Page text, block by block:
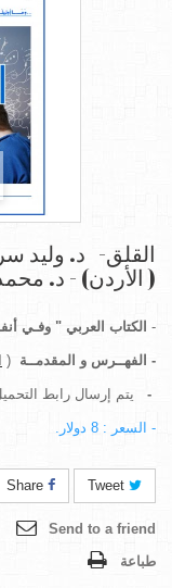
القلق- د. وليد
( الأردن) - د.
- الكتاب العربي " وفـي
- الفهــرس و المقدمــة (
- يتم إرسال رابط
- السعر : 8 دولار.
Send to a friend
طباعة